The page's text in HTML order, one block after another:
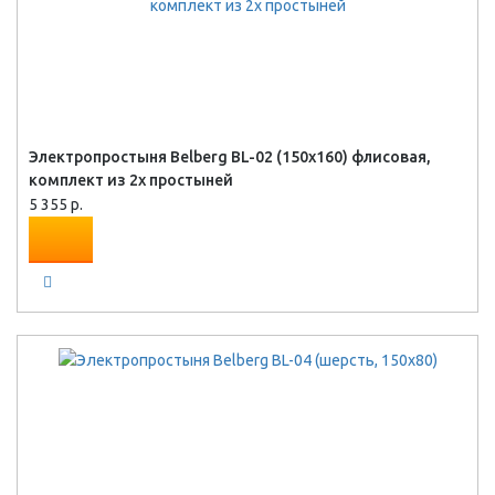
Электропростыня Belberg BL-02 (150x160) флисовая,
комплект из 2х простыней
5 355 р.